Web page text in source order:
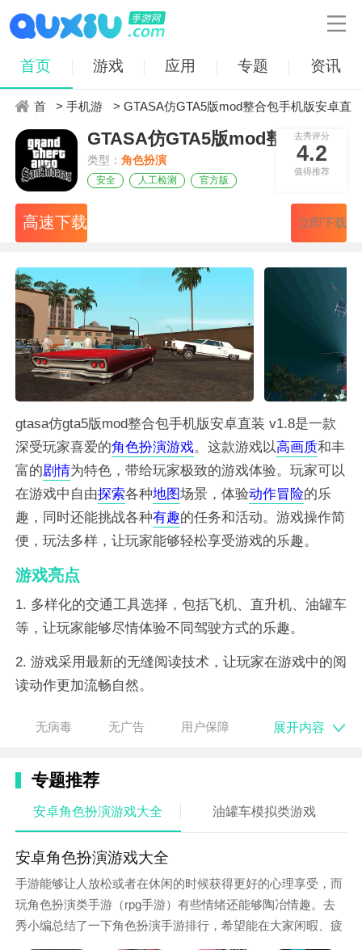

首页 游戏 应用 专题 资讯
首
页
>手机游
戏
> GTASA仿GTA5版mod整合包手机版安卓直
装 v1.8
GTASA仿GTA5版mod整合包手机
类型：角色扮演
安全 人工检测 官方版
去秀评分
4.2
值得推荐
高速下载 立即下载
gtasa仿gta5版mod整合包手机版安卓直装 v1.8是一款
深受玩家喜爱的角色扮演游戏。这款游戏以高画质和丰
富的剧情为特色，带给玩家极致的游戏体验。玩家可以
在游戏中自由探索各种地图场景，体验动作冒险的乐
趣，同时还能挑战各种有趣的任务和活动。游戏操作简
便，玩法多样，让玩家能够轻松享受游戏的乐趣。
游戏亮点
1. 多样化的交通工具选择，包括飞机、直升机、油罐车
等，让玩家能够尽情体验不同驾驶方式的乐趣。
2. 游戏采用最新的无缝阅读技术，让玩家在游戏中的阅
读动作更加流畅自然。
3. 丰富的游戏剧情和任务，让玩家在游戏中能够体验到
游戏特色
1. 游戏提供多种不同的地图场景供玩家探索，让玩家能
够感受到不同的游戏氛围。
2. 玩家可以自由捏脸、选择身材，打造属于自己的独特
角色形象。
3. 游戏中隐藏了众多彩蛋和惊喜，让玩家在游戏中能够
无病毒 无广告 用户保障 展开内容
专题推荐
安卓角色扮演游戏大全 油罐车模拟类游戏
安卓角色扮演游戏大全
手游能够让人放松或者在休闲的时候获得更好的心理享受，而
玩角色扮演类手游（rpg手游）有些情绪还能够陶冶情趣。去
秀小编总结了一下角色扮演手游排行，希望能在大家闲暇、疲
惫的时候给大家带来一些欢乐！